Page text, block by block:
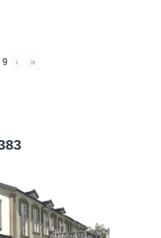
9 › »